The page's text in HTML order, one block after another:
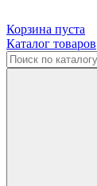
Корзина пуста
Каталог товаров